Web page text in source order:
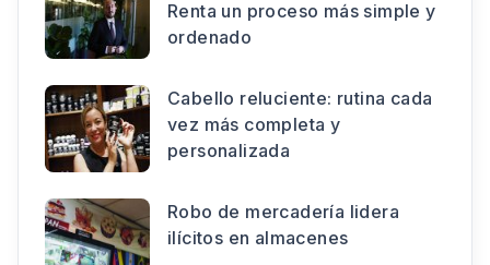
Renta un proceso más simple y
ordenado
Cabello reluciente: rutina cada
vez más completa y
personalizada
Robo de mercadería lidera
ilícitos en almacenes